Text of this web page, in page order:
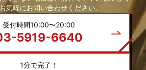
気軽にお問い合わせください。
受付時間10:00〜20:00
5919-6640
1分で完了！